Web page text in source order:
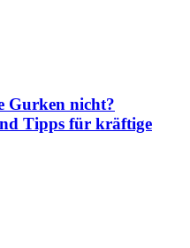
Gurken nicht?
Tipps für kräftige